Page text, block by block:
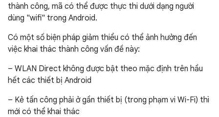
thành công, mã có thể được thực thi dưới dạng người
dùng "wifi" trong Android.
Có một số biện pháp giảm thiểu có thể ảnh hưởng đến
việc khai thác thành công vấn đề này:
– WLAN Direct không được bật theo mặc định trên hầu
hết các thiết bị Android
– Kẻ tấn công phải ở gần thiết bị (trong phạm vi Wi-Fi) thì
mới có thể khai thác